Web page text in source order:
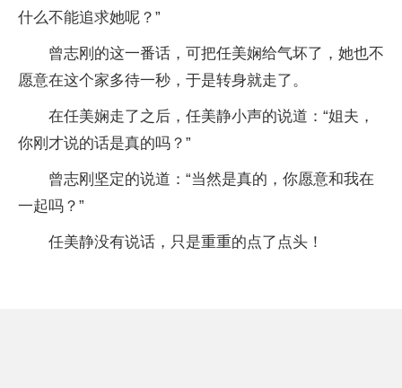
什么不能追求她呢？”
曾志刚的这一番话，可把任美娴给气坏了，她也不
愿意在这个家多待一秒，于是转身就走了。
在任美娴走了之后，任美静小声的说道：“姐夫，
你刚才说的话是真的吗？”
曾志刚坚定的说道：“当然是真的，你愿意和我在
一起吗？”
任美静没有说话，只是重重的点了点头！